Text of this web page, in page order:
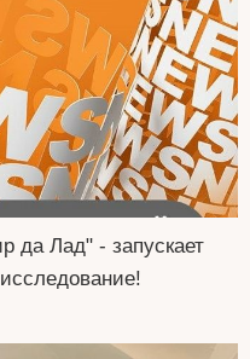
Лад" - запускает